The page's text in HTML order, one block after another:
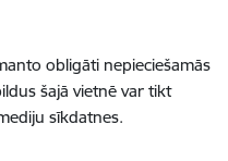
obligāti nepieciešamās
šajā vietnē var tikt
sīkdatnes.